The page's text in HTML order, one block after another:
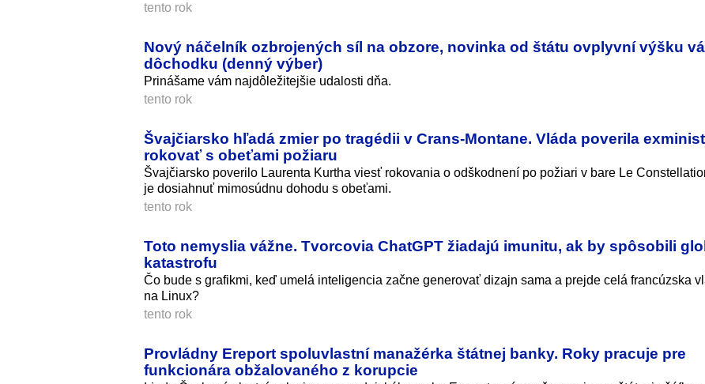
tento rok
Nový náčelník ozbrojených síl na obzore, novinka od štátu ovplyvní výšku
dôchodku (denný výber)
Prinášame vám najdôležitejšie udalosti dňa.
tento rok
Švajčiarsko hľadá zmier po tragédii v Crans-Montane. Vláda poverila
rokovať s obeťami požiaru
Švajčiarsko poverilo Laurenta Kurtha viesť rokovania o odškodnení po požiari v bare Le
je dosiahnuť mimosúdnu dohodu s obeťami.
tento rok
Toto nemyslia vážne. Tvorcovia ChatGPT žiadajú imunitu, ak by spôsobili
katastrofu
Čo bude s grafikmi, keď umelá inteligencia začne generovať dizajn sama a prejde celá francúzska
na Linux?
tento rok
Provládny Ereport spoluvlastní manažérka štátnej banky. Roky pracuje pre
funkcionára obžalovaného z korupcie